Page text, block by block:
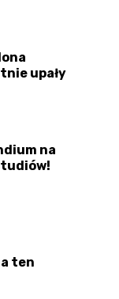
upały
na
ten